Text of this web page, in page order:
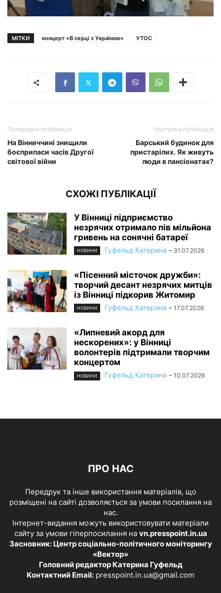
МІТКИ концерт «В серці з Україною» УТОС
Попередня публікація
На Вінниччині знищили
боєприпаси часів Другої
світової війни
Наступна публікація
Барський будинок для
пристарілих. Як живуть
люди в пансіонатах?
СХОЖІ ПУБЛІКАЦІЇ
У Вінниці підприємство
незрячих отримало пів мільйона
гривень на сонячні батареї
НОВИНИ Гуфельд Катерина - 31.07.2026
«Пісенний місточок дружби»:
творчий десант незрячих митців
із Вінниці підкорив Житомир
НОВИНИ Гуфельд Катерина - 17.07.2026
«Липневий акорд для
нескорених»: у Вінниці
волонтерів підтримали творчим
концертом
НОВИНИ Гуфельд Катерина - 10.07.2026
ПРО НАС
Передрук та інше використання матеріалів, що
розміщені на сайті дозволяється за умови посилання на
нас.
Інтернет-видання можуть використовувати матеріали
сайту за умови гіперпосилання на vn.presspoint.in.ua
Засновник: Центр соціально-політичного моніторингу
«Вектор»
Головний редактор Катерина Гуфельд
Контактний Email: presspoint.in.ua@gmail.com